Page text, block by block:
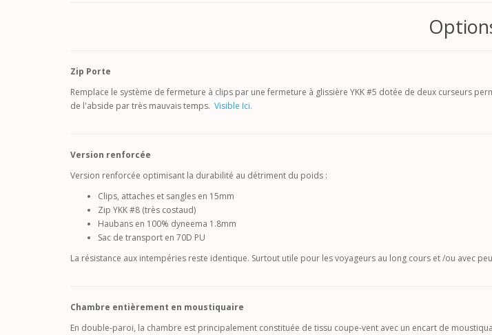
Zip Porte
Remplace le système de fermeture à clips par une fermeture à glissière YKK #5 dotée de deux curseurs
de l'abside par très mauvais temps. Visible Ici.
Version renforcée
Version renforcée optimisant la durabilité au détriment du poids :
Clips, attaches et sangles en 15mm
Zip YKK #8 (très costaud)
Haubans en 100% dyneema 1.8mm
Sac de transport en 70D PU
La résistance aux intempéries reste identique. Surtout utile pour les voyageurs au long cours et /ou avec
Chambre entièrement en moustiquaire
En double-paroi, la chambre est principalement constituée de tissu coupe-vent avec un encart de